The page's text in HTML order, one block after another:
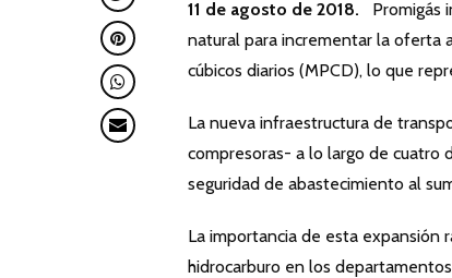
11 de agosto de 2018. Promigás
natural para incrementar la oferta
cúbicos diarios (MPCD), lo que
La nueva infraestructura de
compresoras- a lo largo de cuatro
seguridad de abastecimiento al
La importancia de esta expansión
hidrocarburo en los